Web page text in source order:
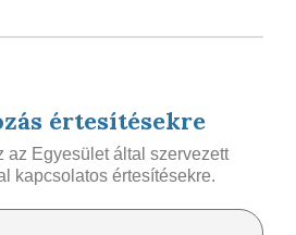
értesítésekre
az Egyesület által szervezett
kapcsolatos értesítésekre.